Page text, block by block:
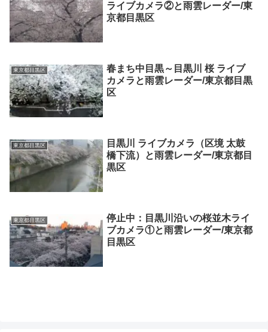
ライブカメラ②と雨雲レーダー/東
京都目黒区
東京都目黒区
春まち中目黒～目黒川 桜 ライブ
カメラと雨雲レーダー/東京都目黒
区
東京都目黒区
目黒川 ライブカメラ（区境 太鼓
橋下流）と雨雲レーダー/東京都目
黒区
東京都目黒区
停止中：目黒川沿いの桜並木ライ
ブカメラ①と雨雲レーダー/東京都
目黒区